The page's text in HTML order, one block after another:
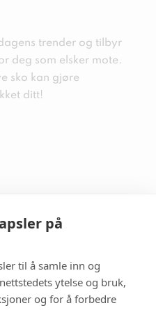
på
til å samle inn og
ytelse og bruk,
og for å forbedre
trender og tilbyr
deg som elsker mote.
sko kan gjøre
ditt!